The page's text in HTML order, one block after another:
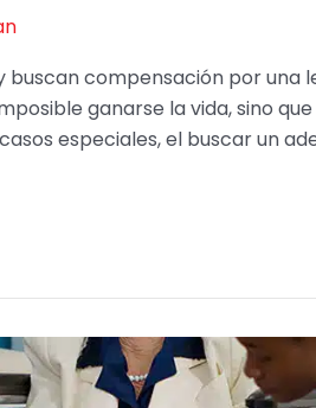
buscan compensación por una
ganarse la vida, sino
especiales, el buscar un